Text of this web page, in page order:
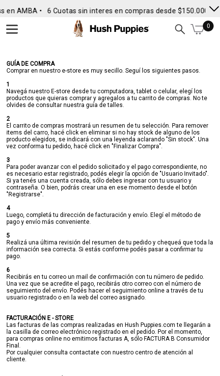
en AMBA • 6 Cuotas sin interes en compras desde $150.000 •
0
GUÍA DE COMPRA
Comprar en nuestro e-store es muy secillo. Seguí los siguientes pasos.
1
Navegá nuestro E-store desde tu computadora, tablet o celular, elegí los
productos que quieras comprar y agregalos a tu carrito de compras. No te
olvides de consultar nuestra guía de talles.
2
El carrito de compras mostrará un resumen de tu selección. Para remover
items del carro, hacé click en eliminar si no hay stock de alguno de los
producto elegidos, se indicará con una leyenda aclarando "Sin stock". Una
vez conforma tu pedido, hacé click en "Finalizar Compra".
3
Para poder avanzar con el pedido solicitado y el pago correspondiente, no
es necesario estar registrado, podés elegir la opción de "Usuario Invitado".
Si ya tenés una cuenta creada, sólo debes ingresar con tu usuario y
contraseña. O bien, podrás crear una en ese momento desde el botón
"Registrarse".
4
Luego, completá tu dirección de facturación y envío. Elegí el método de
pago y envío más conveniente.
5
Realizá una última revisión del resumen de tu pedido y chequeá que toda la
información sea correcta. Si estás conforme podés pasar a confirmar tu
pago.
6
Recibirás en tu correo un mail de confirmación con tu número de pedido.
Una vez que se acredite el pago, recibirás otro correo con el número de
seguimiento del envío. Podés hacer el seguimiento online a través de tu
usuario registrado o en la web del correo asignado.
FACTURACIÓN E - STORE
Las facturas de las compras realizadas en Hush Puppies.com te llegarán a
la casilla de correo electrónico registrado en el pedido. Por el momento,
para compras online no emitimos facturas A, sólo FACTURA B Consumidor
Final.
Por cualquier consulta contactate con nuestro centro de atención al
cliente.